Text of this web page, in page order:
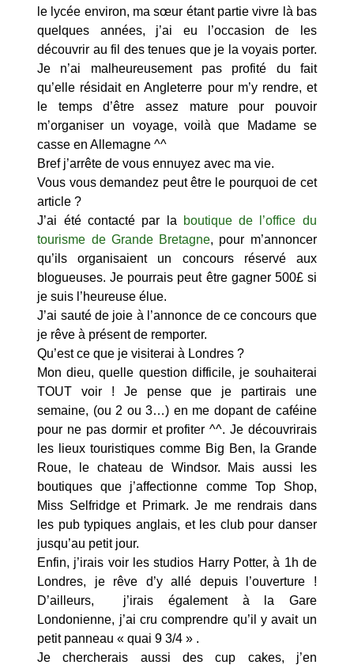
le lycée environ, ma sœur étant partie vivre là bas
quelques années, j’ai eu l’occasion de les
découvrir au fil des tenues que je la voyais porter.
Je n’ai malheureusement pas profité du fait
qu’elle résidait en Angleterre pour m’y rendre, et
le temps d’être assez mature pour pouvoir
m’organiser un voyage, voilà que Madame se
casse en Allemagne ^^
Bref j’arrête de vous ennuyez avec ma vie.
Vous vous demandez peut être le pourquoi de cet
article ?
J’ai été contacté par la
boutique de l’office du
tourisme de Grande Bretagne, pour m’annoncer
qu’ils organisaient un concours réservé aux
blogueuses. Je pourrais peut être gagner 500£ si
je suis l’heureuse élue.
J’ai sauté de joie à l’annonce de ce concours que
je rêve à présent de remporter.
Qu’est ce que je visiterai à Londres ?
Mon dieu, quelle question difficile, je souhaiterai
TOUT voir ! Je pense que je partirais une
semaine, (ou 2 ou 3…) en me dopant de caféine
pour ne pas dormir et profiter ^^. Je découvrirais
les lieux touristiques comme Big Ben, la Grande
Roue, le chateau de Windsor. Mais aussi les
boutiques que j’affectionne comme Top Shop,
Miss Selfridge et Primark. Je me rendrais dans
les pub typiques anglais, et les club pour danser
jusqu’au petit jour.
Enfin, j’irais voir les studios Harry Potter, à 1h de
Londres, je rêve d’y allé depuis l’ouverture !
D’ailleurs, j’irais également à la Gare
Londonienne, j’ai cru comprendre qu’il y avait un
petit panneau « quai 9 3/4 » .
Je chercherais aussi des cup cakes, j’en